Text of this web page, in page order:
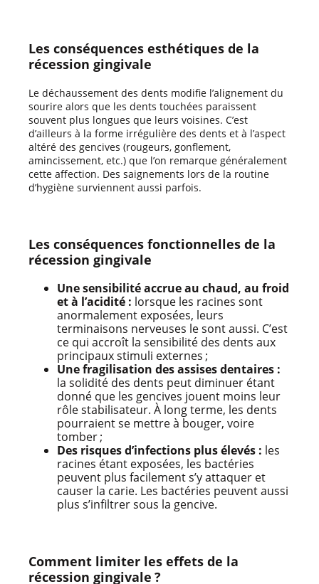
Les conséquences esthétiques de la
récession gingivale
Le déchaussement des dents modifie l’alignement du
sourire alors que les dents touchées paraissent
souvent plus longues que leurs voisines. C’est
d’ailleurs à la forme irrégulière des dents et à l’aspect
altéré des gencives (rougeurs, gonflement,
amincissement, etc.) que l’on remarque généralement
cette affection. Des saignements lors de la routine
d’hygiène surviennent aussi parfois.
Les conséquences fonctionnelles de la
récession gingivale
Une sensibilité accrue au chaud, au froid
et à l’acidité : lorsque les racines sont
anormalement exposées, leurs
terminaisons nerveuses le sont aussi. C’est
ce qui accroît la sensibilité des dents aux
principaux stimuli externes ;
Une fragilisation des assises dentaires :
la solidité des dents peut diminuer étant
donné que les gencives jouent moins leur
rôle stabilisateur. À long terme, les dents
pourraient se mettre à bouger, voire
tomber ;
Des risques d’infections plus élevés : les
racines étant exposées, les bactéries
peuvent plus facilement s’y attaquer et
causer la carie. Les bactéries peuvent aussi
plus s’infiltrer sous la gencive.
Comment limiter les effets de la
récession gingivale ?